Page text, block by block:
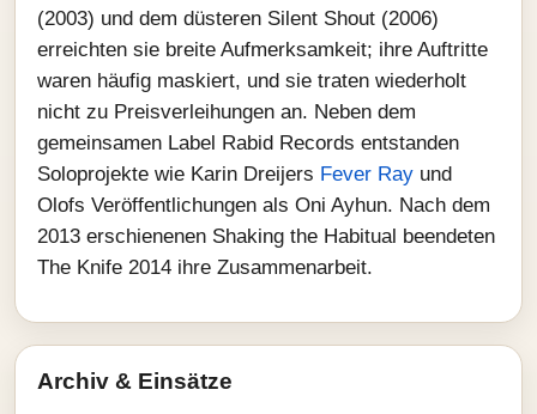
(2003) und dem düsteren Silent Shout (2006)
erreichten sie breite Aufmerksamkeit; ihre Auftritte
waren häufig maskiert, und sie traten wiederholt
nicht zu Preisverleihungen an. Neben dem
gemeinsamen Label Rabid Records entstanden
Soloprojekte wie Karin Dreijers Fever Ray und
Olofs Veröffentlichungen als Oni Ayhun. Nach dem
2013 erschienenen Shaking the Habitual beendeten
The Knife 2014 ihre Zusammenarbeit.
Archiv & Einsätze